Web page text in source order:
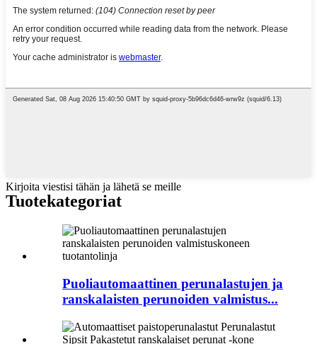
Kirjoita viestisi tähän ja lähetä se meille
Tuotekategoriat
Puoliautomaattinen perunalastujen ja
ranskalaisten perunoiden valmistus...